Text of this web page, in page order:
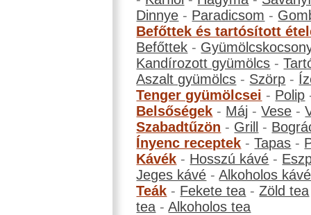
Dinnye - Paradicsom -
Befőttek és tartósított
Befőttek -
Kandírozott gyümölcs -
Aszalt gyümölcs - Szörp -
Tenger gyümölcsei - Polip
Belsőségek - Máj -Vese -
Szabadtűzön - Grill -
Ínyenc receptek -Tapas -
Kávék - Hosszú kávé -
Jeges kávé -Alkoholos kávé
Teák - Fekete tea -Zöld tea
tea -Alkoholos tea